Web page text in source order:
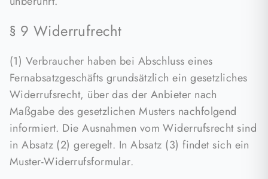
§ 9 Widerrufrecht
(1) Verbraucher haben bei Abschluss eines
Fernabsatzgeschäfts grundsätzlich ein gesetzliches
Widerrufsrecht, über das der Anbieter nach
Maßgabe des gesetzlichen Musters nachfolgend
informiert. Die Ausnahmen vom Widerrufsrecht sind
in Absatz (2) geregelt. In Absatz (3) findet sich ein
Muster-Widerrufsformular.